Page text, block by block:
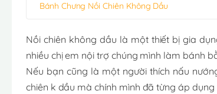
Bánh Chưng Nồi Chiên Không Dầu
Nồi chiên không dầu là một thiết bị gia
nhiều chị em nội trợ chúng mình làm bánh
Nếu bạn cũng là một người thích nấu
chiên k dầu mà chính mình đã từng áp dụng